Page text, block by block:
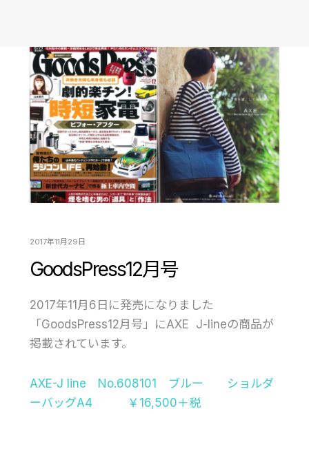
2017年11月29日
GoodsPress12月号
2017年11月6日に発売になりました
「GoodsPress12月号」にAXE J-lineの商品が
掲載されています。
AXE-J line No.608101 ブルー ショルダ
ーバッグA4 ￥16,500＋税